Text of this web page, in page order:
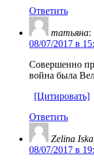
Ответить
татьяна:
08/07/2017 в
Совершенно
война была
[Цитировать]
Ответить
Zelina
08/07/2017 в